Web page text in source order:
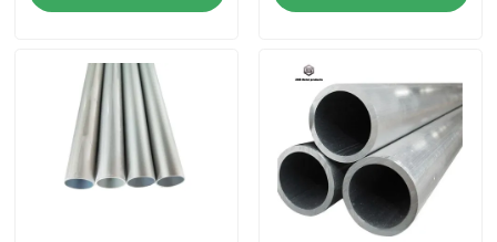
Nieuws
Vraag een offerte